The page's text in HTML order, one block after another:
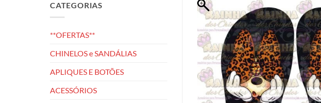
CATEGORIAS
**OFERTAS**
CHINELOS e SANDÁLIAS
APLIQUES E BOTÕES
ACESSÓRIOS